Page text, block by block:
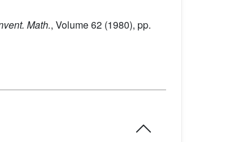
Math., Volume 62 (1980), pp.